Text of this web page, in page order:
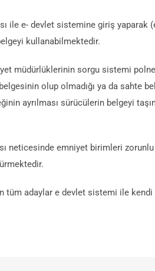
ile e- devlet sistemine giriş
kullanabilmektedir.
müdürlüklerinin sorgu sistemi
olup olmadığı ya da sahte
ayrılması sürücülerin belgeyi
neticesinde emniyet birimleri
adaylar e devlet sistemi ile